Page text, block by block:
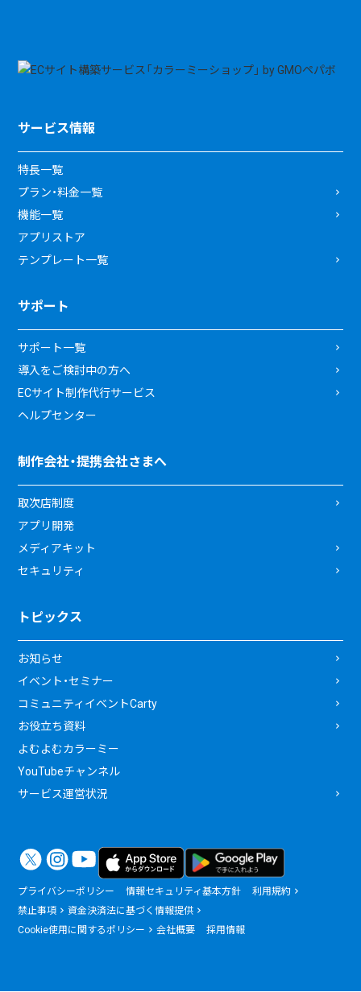
サービス情報
特長一覧
プラン・料金一覧
機能一覧
アプリストア
テンプレート一覧
サポート
サポート一覧
導入をご検討中の方へ
ECサイト制作代行サービス
ヘルプセンター
制作会社・提携会社さまへ
取次店制度
アプリ開発
メディアキット
セキュリティ
トピックス
お知らせ
イベント・セミナー
コミュニティイベントCarty
お役立ち資料
よむよむカラーミー
YouTubeチャンネル
サービス運営状況
プライバシーポリシー 情報セキュリティ基本方針
利用規約
禁止事項
資金決済法に基づく情報提供
Cookie使用に関するポリシー
会社概要 採用情報